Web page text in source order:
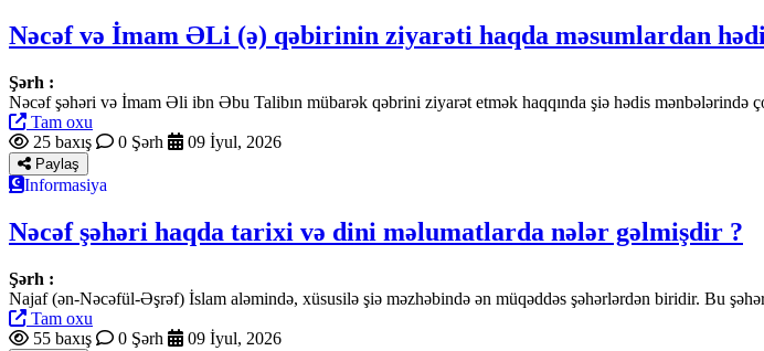
Nəcəf və İmam ƏLi (ə) qəbirinin ziyarəti haqda məsumlardan
Şərh :
Nəcəf şəhəri və İmam Əli ibn Əbu Talibın mübarək qəbrini ziyarət etmək haqqında şiə hədis
Tam oxu
25 baxış
0 Şərh 09 İyul, 2026
Paylaş
Informasiya
Nəcəf şəhəri haqda tarixi və dini məlumatlarda nələr gəlmişdir ?
Şərh :
Najaf (ən-Nəcəfül-Əşrəf) İslam aləmində, xüsusilə şiə məzhəbində ən müqəddəs şəhərlərdən biridir. Bu
Tam oxu
55 baxış
0 Şərh 09 İyul, 2026